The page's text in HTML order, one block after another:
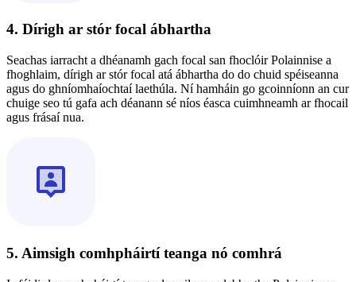
4. Dírigh ar stór focal ábhartha
Seachas iarracht a dhéanamh gach focal san fhoclóir Polainnise a
fhoghlaim, dírigh ar stór focal atá ábhartha do do chuid spéiseanna
agus do ghníomhaíochtaí laethúla. Ní hamháin go gcoinníonn an cur
chuige seo tú gafa ach déanann sé níos éasca cuimhneamh ar fhocail
agus frásaí nua.
5. Aimsigh comhpháirtí teanga nó comhrá